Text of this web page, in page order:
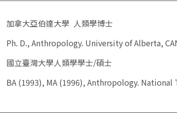
加拿大亞伯達大學 人類學博士
Ph. D., Anthropology. University of Alberta,
國立臺灣大學人類學學士/碩士
BA (1993), MA (1996), Anthropology.